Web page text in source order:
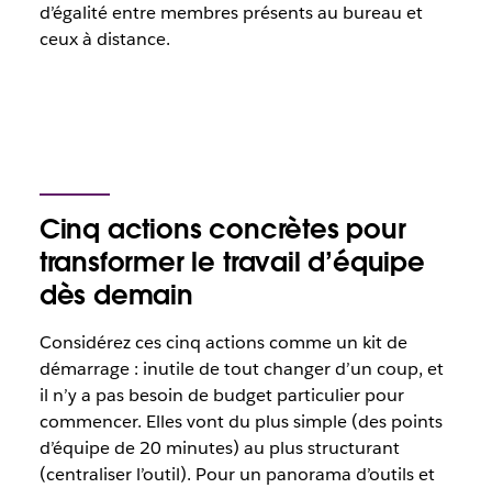
d’égalité entre membres présents au bureau et
ceux à distance.
Cinq actions concrètes pour
transformer le travail d’équipe
dès demain
Considérez ces cinq actions comme un kit de
démarrage : inutile de tout changer d’un coup, et
il n’y a pas besoin de budget particulier pour
commencer. Elles vont du plus simple (des points
d’équipe de 20 minutes) au plus structurant
(centraliser l’outil). Pour un panorama d’outils et